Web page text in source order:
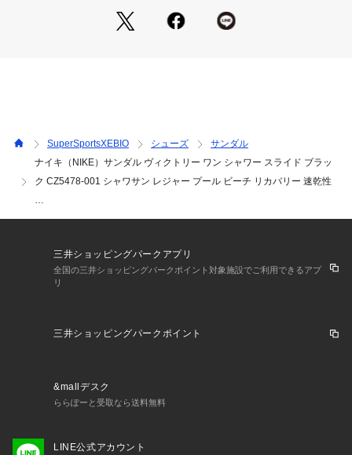
※シューズの製造過程で、接着剤の付着や縫製のズレ・歪みを
商品の色味が若干異なる場合があります。
掲載の価格・製品のパッケージ・デザイン・仕様について、予
告なく変更することがあります。あらかじめご了承ください。
ーゼビオ ゼビオ Super Sports XEBIO スポーツサンダル 夏 サ
ンダル シャワーサンダル Men's Mens メンズ めんず 男性 黒
くろ sandal-0428 靴 最安値挑戦中 fathersday2105 nk-sadl_
遊び_ エルブレス_lp_サンダル 23GYM_sandal lb2305_フェ
多数 2024_nikesl_sh nj2503l shsummer toenNNsh 2025_06
_rss_shoes sl62ln nike_xebi06 sh07rec blsun07 sandal_xe
SuperSportsXEBIO シューズ
サンダル
ナイキ（NIKE）サンダル ヴィクトリー ワン シャワー スライド ブラッ
ク CZ5478-001 シャワサン レジャー プール ビーチ リカバリー 速乾性
…
三井ショッピングパークアプリ
全国の三井ショッピングパークポイント対象施設でご利用できるアプ
リ
三井ショッピングパークポイント
&mallデスク
ららぽーと受取なら送料無料
LINE公式アカウント